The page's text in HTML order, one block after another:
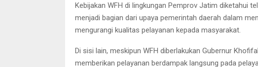
Kebijakan WFH di lingkungan Pemprov Jatim diketahui
menjadi bagian dari upaya pemerintah daerah dalam
mengurangi kualitas pelayanan kepada masyarakat.
Di sisi lain, meskipun WFH diberlakukan Gubernur
memberikan pelayanan berdampak langsung pada